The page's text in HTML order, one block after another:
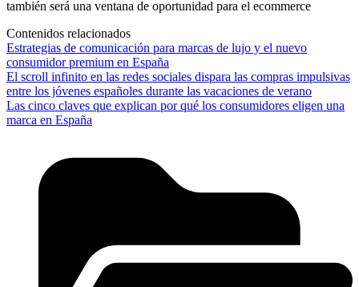
también será una ventana de oportunidad para el ecommerce
Contenidos relacionados
Estrategias de comunicación para marcas de lujo y el nuevo
consumidor premium en España
El scroll infinito en las redes sociales dispara las compras impulsivas
entre los jóvenes españoles durante las vacaciones de verano
Las cinco claves que explican por qué los consumidores eligen una
marca en España